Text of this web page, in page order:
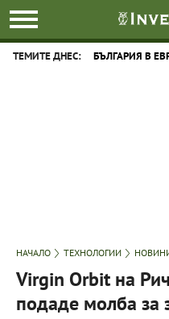
ТЕМИТЕ ДНЕС: БЪЛГАРИЯ В
НАЧАЛО ТЕХНОЛОГИИ
Virgin Orbit на
подаде молба за